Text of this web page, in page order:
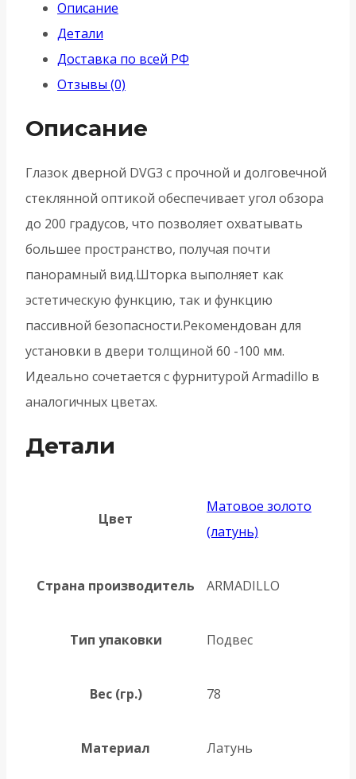
Армадилло)
дверной
оптика
стекло
PRO
3/100-
60/BR/HD
(DVG3/HD)
SG
-
Матовое
золото
Описание
Детали
Доставка по всей РФ
Отзывы (0)
Описание
Глазок дверной DVG3 с прочной и долговечной
стеклянной оптикой обеспечивает угол обзора
до 200 градусов, что позволяет охватывать
большее пространство, получая почти
панорамный вид.Шторка выполняет как
эстетическую функцию, так и функцию
пассивной безопасности.Рекомендован для
установки в двери толщиной 60 -100 мм.
Идеально сочетается с фурнитурой Armadillo в
аналогичных цветах.
Детали
Цвет
Матовое золото
(латунь)
Страна производитель ARMADILLO
Тип упаковки Подвес
Вес (гр.) 78
Материал Латунь